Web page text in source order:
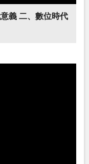
義 二、數位時代